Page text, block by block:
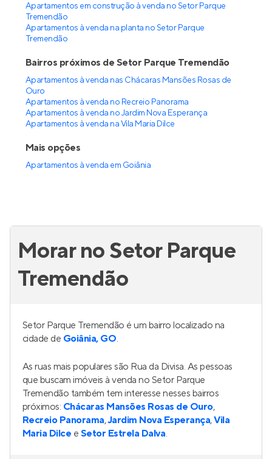
Apartamentos em construção à venda no Setor Parque
Tremendão
Apartamentos à venda na planta no Setor Parque
Tremendão
Bairros próximos de Setor Parque Tremendão
Apartamentos à venda nas Chácaras Mansões Rosas de
Ouro
Apartamentos à venda no Recreio Panorama
Apartamentos à venda no Jardim Nova Esperança
Apartamentos à venda na Vila Maria Dilce
Mais opções
Apartamentos à venda em Goiânia
Morar no Setor Parque
Tremendão
Setor Parque Tremendão é um bairro localizado na
cidade de Goiânia, GO.
As ruas mais populares são Rua da Divisa. As pessoas
que buscam imóveis à venda no Setor Parque
Tremendão também tem interesse nesses bairros
próximos: Chácaras Mansões Rosas de Ouro,
Recreio Panorama,Jardim Nova Esperança,Vila
Maria Dilce e Setor Estrela Dalva.